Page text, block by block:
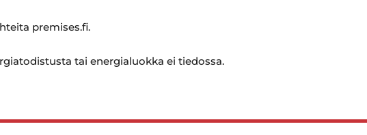
premises.fi.
tai energialuokka ei tiedossa.